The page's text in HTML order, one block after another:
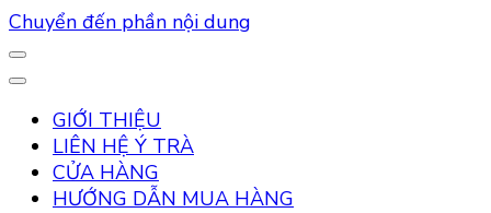
Chuyển đến phần nội dung
GIỚI THIỆU
LIÊN HỆ Ý TRÀ
CỬA HÀNG
HƯỚNG DẪN MUA HÀNG